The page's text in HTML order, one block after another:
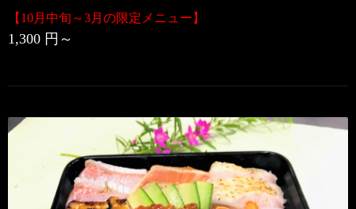
【10月中旬～3月の限定メニュー 】
1,300 円～